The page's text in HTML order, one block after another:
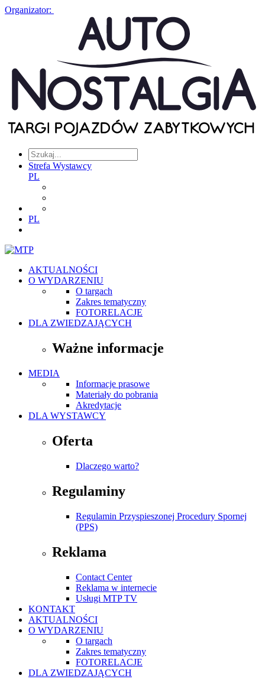
Organizator:
Strefa Wystawcy
PL
PL
AKTUALNOŚCI
O WYDARZENIU
O targach
Zakres tematyczny
FOTORELACJE
DLA ZWIEDZAJĄCYCH
Ważne informacje
MEDIA
Informacje prasowe
Materiały do pobrania
Akredytacje
DLA WYSTAWCY
Oferta
Dlaczego warto?
Regulaminy
Regulamin Przyspieszonej Procedury Spornej
(PPS)
Reklama
Contact Center
Reklama w internecie
Usługi MTP TV
KONTAKT
AKTUALNOŚCI
O WYDARZENIU
O targach
Zakres tematyczny
FOTORELACJE
DLA ZWIEDZAJĄCYCH